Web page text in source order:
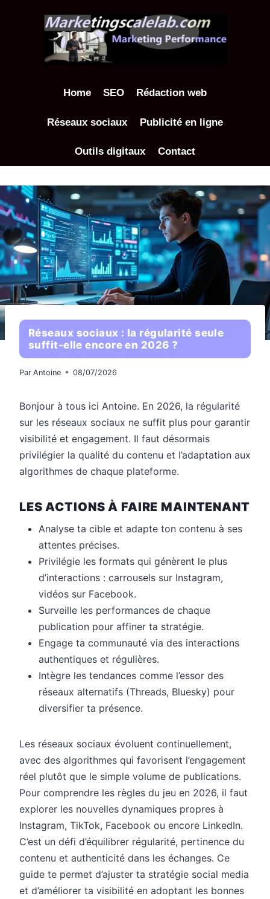
Home SEO Rédaction web
Réseaux sociaux Publicité en ligne
Outils digitaux Contact
Réseaux sociaux : la régularité seule
suffit-elle encore en 2026 ?
Par Antoine 08/07/2026
Bonjour à tous ici Antoine. En 2026, la régularité
sur les réseaux sociaux ne suffit plus pour garantir
visibilité et engagement. Il faut désormais
privilégier la qualité du contenu et l’adaptation aux
algorithmes de chaque plateforme.
LES ACTIONS À FAIRE MAINTENANT
Analyse ta cible et adapte ton contenu à ses
attentes précises.
Privilégie les formats qui génèrent le plus
d’interactions : carrousels sur Instagram,
vidéos sur Facebook.
Surveille les performances de chaque
publication pour affiner ta stratégie.
Engage ta communauté via des interactions
authentiques et régulières.
Intègre les tendances comme l’essor des
réseaux alternatifs (Threads, Bluesky) pour
diversifier ta présence.
Les réseaux sociaux évoluent continuellement,
avec des algorithmes qui favorisent l’engagement
réel plutôt que le simple volume de publications.
Pour comprendre les règles du jeu en 2026, il faut
explorer les nouvelles dynamiques propres à
Instagram, TikTok, Facebook ou encore LinkedIn.
C’est un défi d’équilibrer régularité, pertinence du
contenu et authenticité dans les échanges. Ce
guide te permet d’ajuster ta stratégie social media
et d’améliorer ta visibilité en adoptant les bonnes